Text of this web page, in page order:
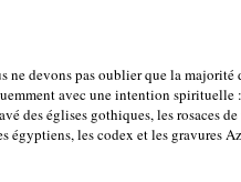
ne devons pas oublier que la majorité
avec une intention spirituelle
des églises gothiques, les rosaces
égyptiens, les codex et les gravures